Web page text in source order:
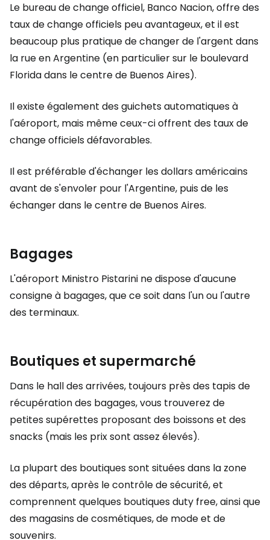
Le bureau de change officiel, Banco Nacion, offre des
taux de change officiels peu avantageux, et il est
beaucoup plus pratique de changer de l'argent dans
la rue en Argentine (en particulier sur le boulevard
Florida dans le centre de Buenos Aires).
Il existe également des guichets automatiques à
l'aéroport, mais même ceux-ci offrent des taux de
change officiels défavorables.
Il est préférable d'échanger les dollars américains
avant de s'envoler pour l'Argentine, puis de les
échanger dans le centre de Buenos Aires.
Bagages
L'aéroport Ministro Pistarini ne dispose d'aucune
consigne à bagages, que ce soit dans l'un ou l'autre
des terminaux.
Boutiques et supermarché
Dans le hall des arrivées, toujours près des tapis de
récupération des bagages, vous trouverez de
petites supérettes proposant des boissons et des
snacks (mais les prix sont assez élevés).
La plupart des boutiques sont situées dans la zone
des départs, après le contrôle de sécurité, et
comprennent quelques boutiquesduty free, ainsi que
des magasins de cosmétiques, de mode et de
souvenirs.